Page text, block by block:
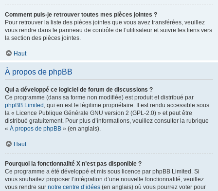
Comment puis-je retrouver toutes mes pièces jointes ?
Pour retrouver la liste des pièces jointes que vous avez transférées, veuillez
vous rendre dans le panneau de contrôle de l’utilisateur et suivre les liens vers
la section des pièces jointes.
Haut
À propos de phpBB
Qui a développé ce logiciel de forum de discussions ?
Ce programme (dans sa forme non modifiée) est produit et distribué par
phpBB Limited , qui en est le légitime propriétaire. Il est rendu accessible sous
la « Licence Publique Générale GNU version 2 (GPL-2.0) » et peut être
distribué gratuitement. Pour plus d’informations, veuillez consulter la rubrique
« À propos de phpBB » (en anglais).
Haut
Pourquoi la fonctionnalité X n’est pas disponible ?
Ce programme a été développé et mis sous licence par phpBB Limited. Si
vous souhaitez proposer l’intégration d’une nouvelle fonctionnalité, veuillez
vous rendre sur notre centre d’idées (en anglais) où vous pourrez voter pour